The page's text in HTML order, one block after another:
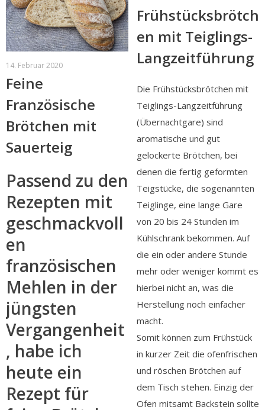
14. Februar 2020
Feine
Französische
Brötchen mit
Sauerteig
Passend zu den
Rezepten mit
geschmackvoll
en
französischen
Mehlen in der
jüngsten
Vergangenheit
, habe ich
heute ein
Rezept für
Frühstücksbrötch
en mit Teiglings-
Langzeitführung
Die Frühstücksbrötchen mit
Teiglings-Langzeitführung
(Übernachtgare) sind
aromatische und gut
gelockerte Brötchen, bei
denen die fertig geformten
Teigstücke, die sogenannten
Teiglinge, eine lange Gare
von 20 bis 24 Stunden im
Kühlschrank bekommen. Auf
die ein oder andere Stunde
mehr oder weniger kommt es
hierbei nicht an, was die
Herstellung noch einfacher
macht.
Somit können zum Frühstück
in kurzer Zeit die ofenfrischen
und röschen Brötchen auf
dem Tisch stehen. Einzig der
Ofen mitsamt Backstein sollte